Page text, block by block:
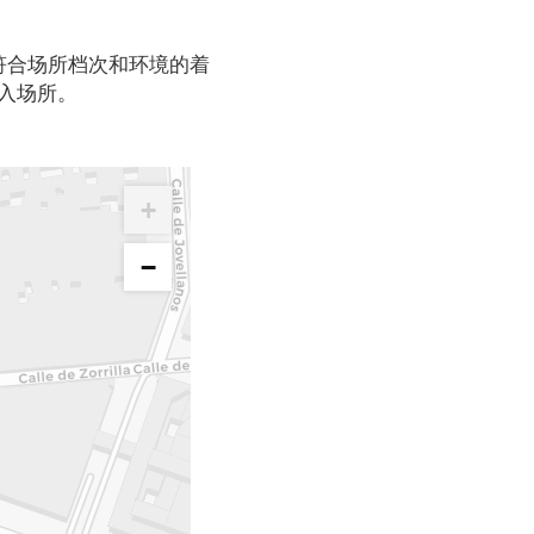
场所档次和环境的着
场所。